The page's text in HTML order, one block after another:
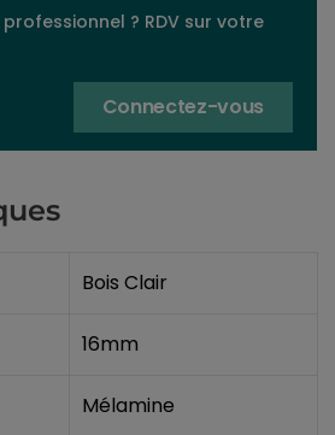
? RDV sur votre
Connectez-vous
Bois Clair
16mm
Mélamine